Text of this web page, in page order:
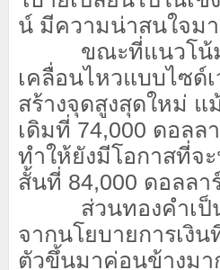
น์ มีความน่าสนใจม
ขณะที่แนวโน้
เคลื่อนไหวแบบไซด์
สร้างจุดสูงสุดใหม่
เดิมที่ 74,000 ดอล
ทำให้ยังมีโอกาสที่จ
สั้นที่ 84,000 ดอลลา
ส่วนทองคำเ
จากนโยบายการเงิ
ตัวขึ้นมาค่อนข้างมา